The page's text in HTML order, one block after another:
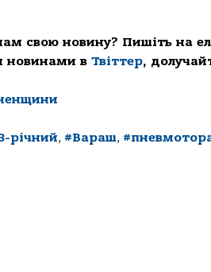
свою новину? Пишіть на
новинами в Твіттер,
річний, #Вараш,